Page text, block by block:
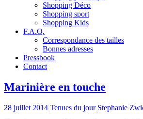
Shopping Déco
Shopping sport
Shopping Kids
F.A.Q.
Correspondance des tailles
Bonnes adresses
Pressbook
Contact
Marinière en touche
28 juillet 2014 Tenues du jour Stephanie